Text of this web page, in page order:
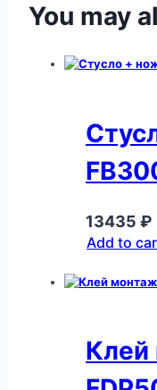
You may
13435 ₽
Add to